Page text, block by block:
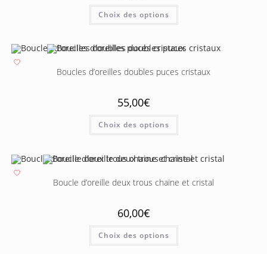
Choix des options
Boucles d’oreilles doubles puces cristaux
55,00€
Choix des options
Boucle d’oreille deux trous chaine et cristal
60,00€
Choix des options